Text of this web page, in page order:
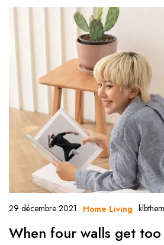
29 décembre 2021 Home Living
When four walls get too